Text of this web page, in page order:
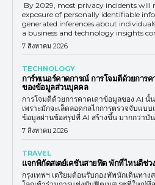
By 2029, most privacy incidents will
exposure of personally identifiable
generated inferences about
a business and technology insights
7 สิงหาคม 2026
TECHNOLOGY
การ์ทเนอร์คาดการณ์ การโจมตีด้วยการค
ของข้อมูลส่วนบุคคล
การโจมตีด้วยการคาดเดาข้อมูลของ AI นั้
เพราะมักจะเล็ดลอดกลไกการตรวจจับแบ
ข้อมูลผ่านข้อสรุปที่ AI สร้างขึ้น มากกว่าบั
7 สิงหาคม 2026
TRAVEL
แจกพิกัดสเตย์เคชันสายฟิต พักที่ไหนดีช่ว
กรุงเทพฯ เตรียมต้อนรับกองทัพนักเดินทา